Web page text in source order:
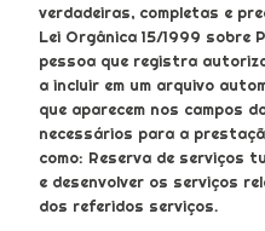
verdadeiras, completas e
Lei Orgânica 15/1999 sobre
pessoa que registra
a incluir em um arquivo
que aparecem nos campos
necessários para a
como: Reserva de serviços
e desenvolver os serviços
dos referidos serviços.